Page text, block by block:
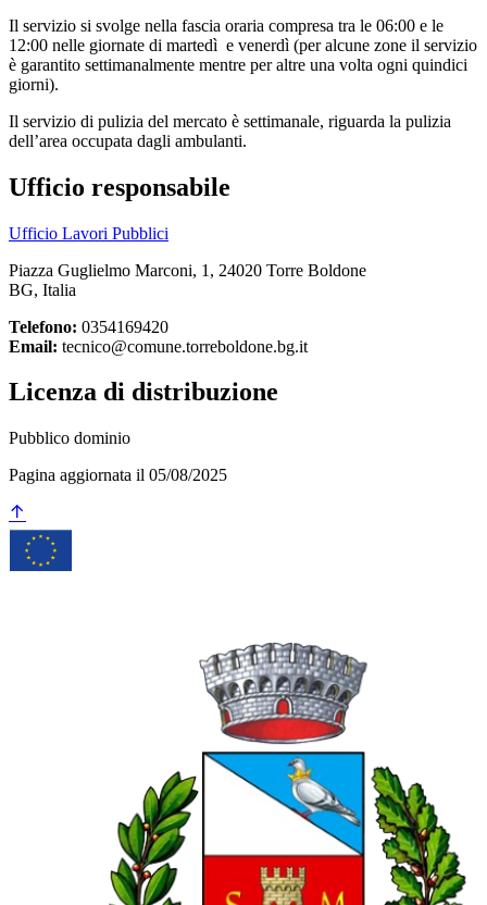
Il servizio si svolge nella fascia oraria compresa tra le 06:00 e le
12:00 nelle giornate di martedì e venerdì (per alcune zone il servizio
è garantito settimanalmente mentre per altre una volta ogni quindici
giorni).
Il servizio di pulizia del mercato è settimanale, riguarda la pulizia
dell’area occupata dagli ambulanti.
Ufficio responsabile
Ufficio Lavori Pubblici
Piazza Guglielmo Marconi, 1, 24020 Torre Boldone
BG, Italia
Telefono: 0354169420
Email: tecnico@comune.torreboldone.bg.it
Licenza di distribuzione
Pubblico dominio
Pagina aggiornata il 05/08/2025